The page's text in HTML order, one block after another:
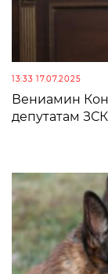
13:33 17.07.2025
Вениамин
депутатам